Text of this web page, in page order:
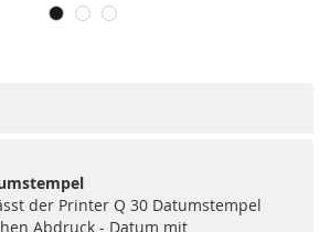
der Printer Q 30 Datumstempel
Abdruck - Datum mit